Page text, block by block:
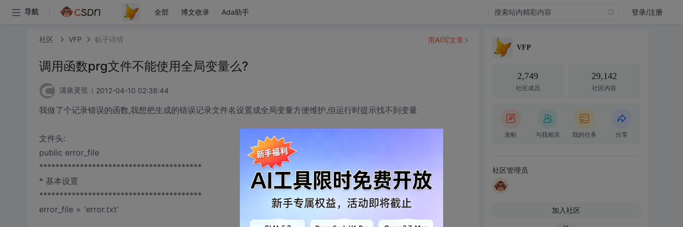
导航 全部 博文收录 Ada助手 登录/注册
社区 VFP 帖子详情
调用函数prg文件不能使用全局变量么?
清泉灵弦 2012-04-10 02:38:44
我做了个记录错误的函数,我想把生成的错误记录文件名设置成全局变量方便维护,但运行时提示找不到变量
文件头:
public error_file
****************************************
* 基本设置
****************************************
error_file = 'error.txt'
用AI写文章
VFP
2,749
社区成员
29,142
社区内容
发帖 与我相关 我的任务 分享
社区管理员
加入社区